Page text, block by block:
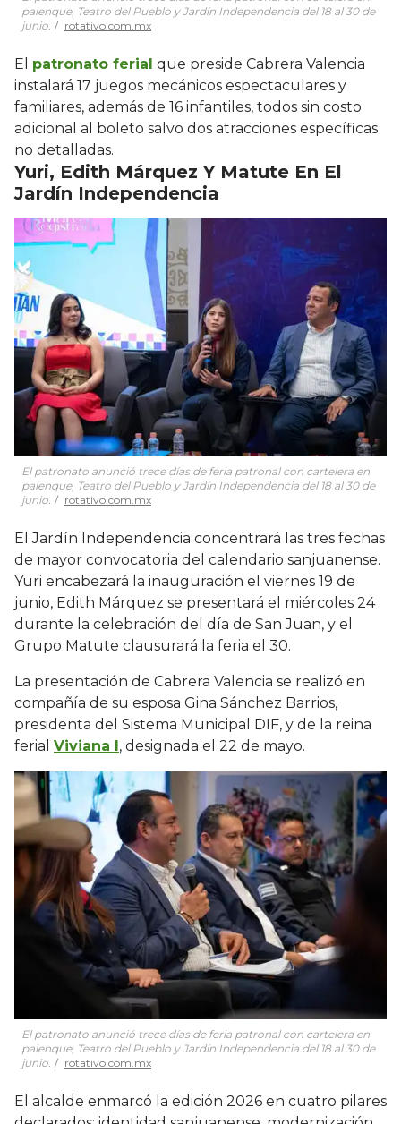
palenque, Teatro del Pueblo y Jardín Independencia del 18 al 30 de
junio.
rotativo.com.mx
El patronato ferial que preside Cabrera Valencia
instalará 17 juegos mecánicos espectaculares y
familiares, además de 16 infantiles, todos sin costo
adicional al boleto salvo dos atracciones específicas
no detalladas.
Yuri, Edith Márquez Y Matute En El
Jardín Independencia
El patronato anunció trece días de feria patronal con cartelera en
palenque, Teatro del Pueblo y Jardín Independencia del 18 al 30 de
junio.
rotativo.com.mx
El Jardín Independencia concentrará las tres fechas
de mayor convocatoria del calendario sanjuanense.
Yuri encabezará la inauguración el viernes 19 de
junio, Edith Márquez se presentará el miércoles 24
durante la celebración del día de San Juan, y el
Grupo Matute clausurará la feria el 30.
La presentación de Cabrera Valencia se realizó en
compañía de su esposa Gina Sánchez Barrios,
presidenta del Sistema Municipal DIF, y de la reina
ferial Viviana I, designada el 22 de mayo.
El patronato anunció trece días de feria patronal con cartelera en
palenque, Teatro del Pueblo y Jardín Independencia del 18 al 30 de
junio.
rotativo.com.mx
El alcalde enmarcó la edición 2026 en cuatro pilares